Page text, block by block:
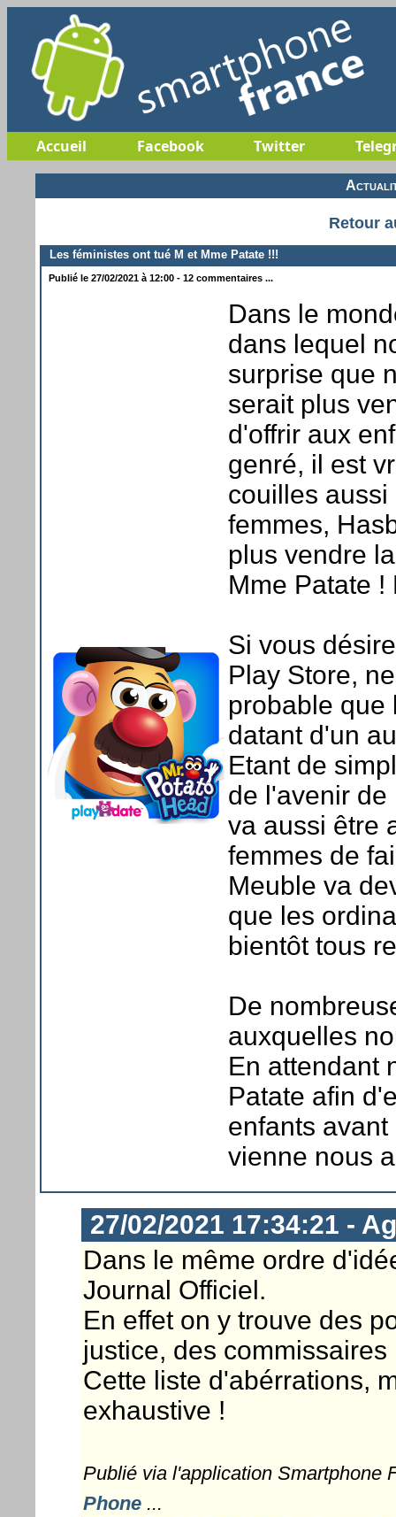
Accueil Facebook Twitter
Retour
Les féministes ont tué M et Mme Patate !!!
Publié le 27/02/2021 à 12:00 - 12 commentaires ...
Dans le
dans lequel
surprise que
serait plus
d'offrir aux
genré, il est
couilles
femmes,
plus vendre
Mme Patate
Si vous
Play Store,
probable que
datant d'un
Etant de
de l'avenir de
va aussi être
femmes de
Meuble va
que les
bientôt tous
De
auxquelles
En attendant
Patate afin
enfants
vienne nous
27/02/2021 17:34:21 -
Dans le même ordre
Journal Officiel.
En effet on y trouve des
justice, des
Cette liste d'abérrations,
exhaustive !
Publié via l'application Smartphone
Phone...